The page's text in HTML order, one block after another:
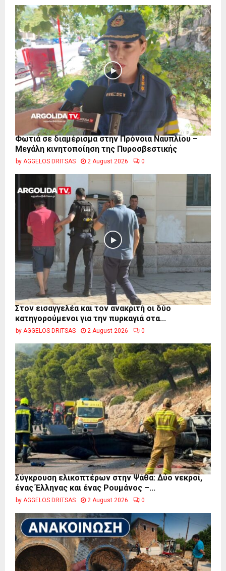
Φωτιά σε διαμέρισμα στην Πρόνοια Ναυπλίου –
Μεγάλη κινητοποίηση της Πυροσβεστικής
by AGGELOS DRITSAS 2 August 2026 0
Στον εισαγγελέα και τον ανακριτή οι δύο
κατηγορούμενοι για την πυρκαγιά στα...
by AGGELOS DRITSAS 2 August 2026 0
Σύγκρουση ελικοπτέρων στην Ψάθα: Δύο νεκροί,
ένας Έλληνας και ένας Ρουμάνος –...
by AGGELOS DRITSAS 2 August 2026 0